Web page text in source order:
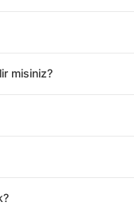
misiniz?